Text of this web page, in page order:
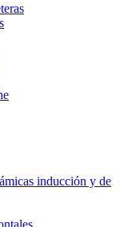
inducción y de